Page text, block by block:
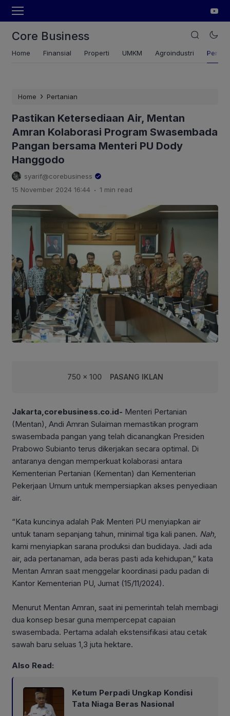
Core Business
Home Finansial Properti UMKM Agroindustri
Home › Pertanian
Pastikan Ketersediaan Air, Mentan
Amran Kolaborasi Program Swasembada
Pangan bersama Menteri PU Dody
Hanggodo
syarif@corebusiness
15 November 2024 16:44 . 1 min read
750 x 100 PASANG IKLAN
Jakarta,corebusiness.co.id- Menteri Pertanian
(Mentan), Andi Amran Sulaiman memastikan program
swasembada pangan yang telah dicanangkan Presiden
Prabowo Subianto terus dikerjakan secara optimal. Di
antaranya dengan memperkuat kolaborasi antara
Kementerian Pertanian (Kementan) dan Kementerian
Pekerjaan Umum untuk mempersiapkan akses penyediaan
air.
“Kata kuncinya adalah Pak Menteri PU menyiapkan air
untuk tanam sepanjang tahun, minimal tiga kali panen. Nah,
kami menyiapkan sarana produksi dan budidaya. Jadi ada
air, ada pertanaman, ada beras pasti ada kehidupan,” kata
Mentan Amran saat menggelar koordinasi padu padan di
Kantor Kementerian PU, Jumat (15/11/2024).
Menurut Mentan Amran, saat ini pemerintah telah membagi
dua konsep besar guna mempercepat capaian
swasembada. Pertama adalah ekstensifikasi atau cetak
sawah baru seluas 1,3 juta hektare.
Also Read:
Ketum Perpadi Ungkap Kondisi
Tata Niaga Beras Nasional